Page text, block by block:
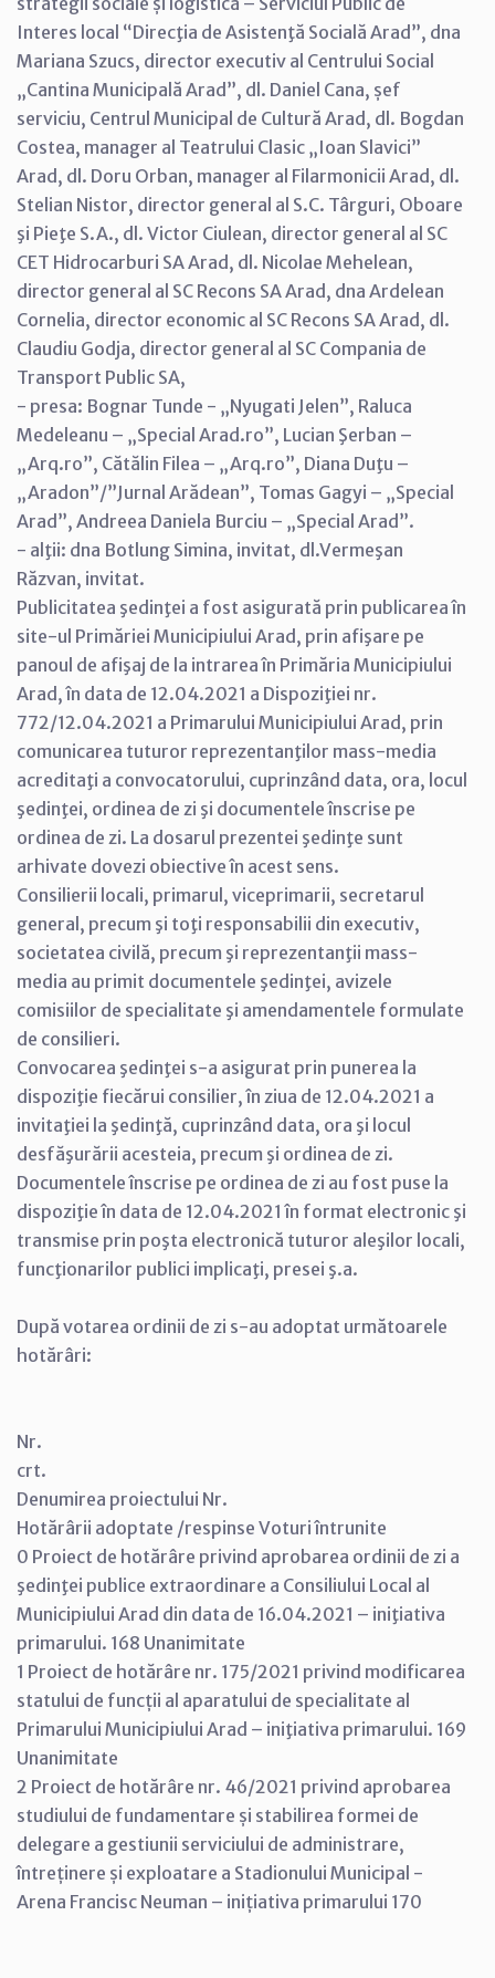
Interes local “Direcţia de Asistenţă Socială Arad”, dna
Mariana Szucs, director executiv al Centrului Social
„Cantina Municipală Arad”, dl. Daniel Cana, șef
serviciu, Centrul Municipal de Cultură Arad, dl. Bogdan
Costea, manager al Teatrului Clasic „Ioan Slavici”
Arad, dl. Doru Orban, manager al Filarmonicii Arad, dl.
Stelian Nistor, director general al S.C. Târguri, Oboare
şi Pieţe S.A., dl. Victor Ciulean, director general al SC
CET Hidrocarburi SA Arad, dl. Nicolae Mehelean,
director general al SC Recons SA Arad, dna Ardelean
Cornelia, director economic al SC Recons SA Arad, dl.
Claudiu Godja, director general al SC Compania de
Transport Public SA,
- presa: Bognar Tunde - „Nyugati Jelen”, Raluca
Medeleanu – „Special Arad.ro”, Lucian Şerban –
„Arq.ro”, Cătălin Filea – „Arq.ro”, Diana Duţu –
„Aradon”/”Jurnal Arădean”, Tomas Gagyi – „Special
Arad”, Andreea Daniela Burciu – „Special Arad”.
- alţii: dna Botlung Simina, invitat, dl.Vermeşan
Răzvan, invitat.
Publicitatea şedinţei a fost asigurată prin publicarea în
site-ul Primăriei Municipiului Arad, prin afişare pe
panoul de afişaj de la intrarea în Primăria Municipiului
Arad, în data de 12.04.2021 a Dispoziţiei nr.
772/12.04.2021 a Primarului Municipiului Arad, prin
comunicarea tuturor reprezentanţilor mass-media
acreditaţi a convocatorului, cuprinzând data, ora, locul
şedinţei, ordinea de zi şi documentele înscrise pe
ordinea de zi. La dosarul prezentei şedinţe sunt
arhivate dovezi obiective în acest sens.
Consilierii locali, primarul, viceprimarii, secretarul
general, precum şi toţi responsabilii din executiv,
societatea civilă, precum şi reprezentanţii mass-
media au primit documentele şedinţei, avizele
comisiilor de specialitate şi amendamentele formulate
de consilieri.
Convocarea şedinţei s-a asigurat prin punerea la
dispoziţie fiecărui consilier, în ziua de 12.04.2021 a
invitaţiei la şedinţă, cuprinzând data, ora şi locul
desfăşurării acesteia, precum şi ordinea de zi.
Documentele înscrise pe ordinea de zi au fost puse la
dispoziţie în data de 12.04.2021 în format electronic şi
transmise prin poşta electronică tuturor aleşilor locali,
funcţionarilor publici implicaţi, presei ş.a.
După votarea ordinii de zi s-au adoptat următoarele
hotărâri:
Nr.
crt.
Denumirea proiectului Nr.
Hotărârii adoptate /respinse Voturi întrunite
0 Proiect de hotărâre privind aprobarea ordinii de zi a
şedinţei publice extraordinare a Consiliului Local al
Municipiului Arad din data de 16.04.2021 – iniţiativa
primarului. 168 Unanimitate
1 Proiect de hotărâre nr. 175/2021 privind modificarea
statului de funcții al aparatului de specialitate al
Primarului Municipiului Arad – iniţiativa primarului. 169
Unanimitate
2 Proiect de hotărâre nr. 46/2021 privind aprobarea
studiului de fundamentare și stabilirea formei de
delegare a gestiunii serviciului de administrare,
întreținere și exploatare a Stadionului Municipal -
Arena Francisc Neuman – inițiativa primarului 170